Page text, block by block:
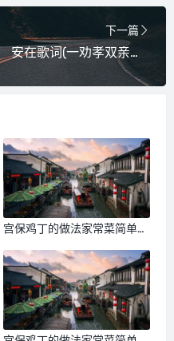
下一篇
安在歌词(一劝孝双亲完整版歌词)
宫保鸡丁的做法家常菜简单的
常）